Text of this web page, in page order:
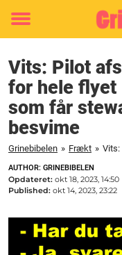
Toggle
Vits: Pilot
for hele flyet
som får
besvime
Grinebibelen » Frækt »
AUTHOR: GRINEBIBELEN
Opdateret: okt 18, 2023, 14:50
Published: okt 14, 2023, 23:22